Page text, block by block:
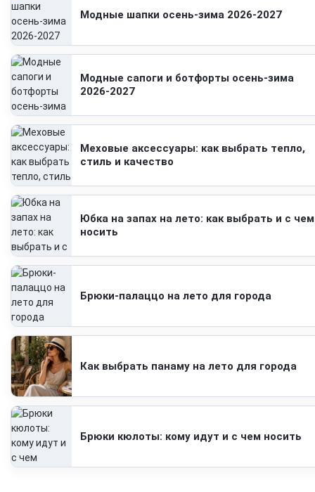
Модные шапки осень-зима 2026-2027
Модные сапоги и ботфорты осень-зима
2026-2027
Меховые аксессуары: как выбрать тепло,
стиль и качество
Юбка на запах на лето: как выбрать и с чем
носить
Брюки-палаццо на лето для города
Как выбрать панаму на лето для города
Брюки кюлоты: кому идут и с чем носить